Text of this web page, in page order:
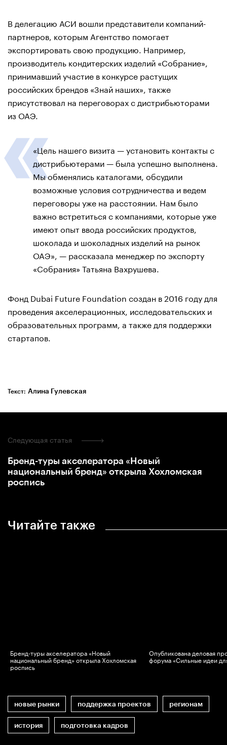
В делегацию АСИ вошли представители компаний-
партнеров, которым Агентство помогает
экспортировать свою продукцию. Например,
производитель кондитерских изделий «Собрание»,
принимавший участие в конкурсе растущих
российских брендов «Знай наших», также
присутствовал на переговорах с дистрибьюторами
из ОАЭ.
«Цель нашего визита — установить контакты с
дистрибьютерами — была успешно выполнена.
Мы обменялись каталогами, обсудили
возможные условия сотрудничества и ведем
переговоры уже на расстоянии. Нам было
важно встретиться с компаниями, которые уже
имеют опыт ввода российских продуктов,
шоколада и шоколадных изделий на рынок
ОАЭ», — рассказала менеджер по экспорту
«Собрания» Татьяна Вахрушева.
Фонд Dubai Future Foundation создан в 2016 году для
проведения акселерационных, исследовательских и
образовательных программ, а также для поддержки
стартапов.
Текст: Алина Гулевская
Читайте также
Бренд-туры акселератора «Новый
национальный бренд» открыла Хохломская
роспись
Опубликована деловая
форума «Сильные идеи
новые рынки поддержка проектов регионам
история подготовка кадров
Следующая статья
Бренд-туры акселератора «Новый
национальный бренд» открыла Хохломская
роспись